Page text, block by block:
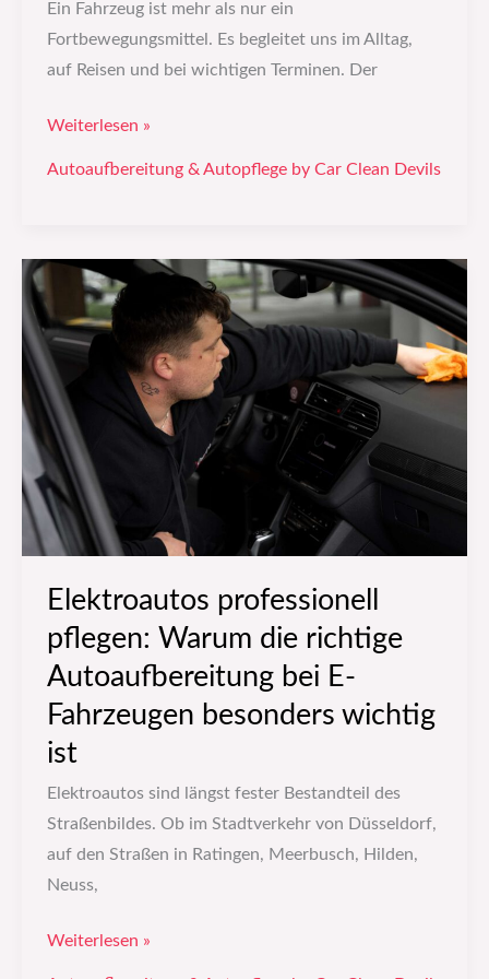
Ein Fahrzeug ist mehr als nur ein
Fortbewegungsmittel. Es begleitet uns im Alltag,
auf Reisen und bei wichtigen Terminen. Der
Weiterlesen »
Autoaufbereitung & Autopflege by Car Clean Devils
Elektroautos professionell
pflegen: Warum die richtige
Autoaufbereitung bei E-
Fahrzeugen besonders wichtig
ist
Elektroautos sind längst fester Bestandteil des
Straßenbildes. Ob im Stadtverkehr von Düsseldorf,
auf den Straßen in Ratingen, Meerbusch, Hilden,
Neuss,
Elektroautos
professionell
pflegen:
Warum
die
richtige
Autoaufbereitung
bei
E-
Fahrzeugen
wichtig
ist
Weiterlesen »